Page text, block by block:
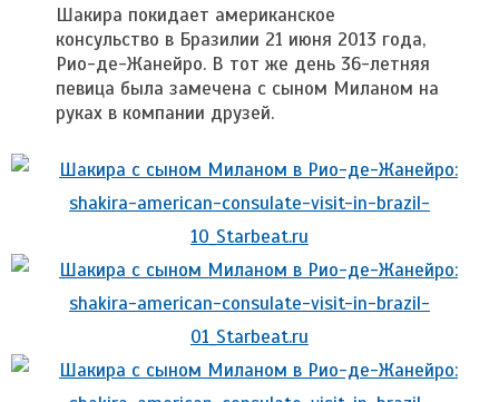
Шакира покидает американское
консульство в Бразилии 21 июня 2013 года,
Рио-де-Жанейро. В тот же день 36-летняя
певица была замечена с сыном Миланом на
руках в компании друзей.